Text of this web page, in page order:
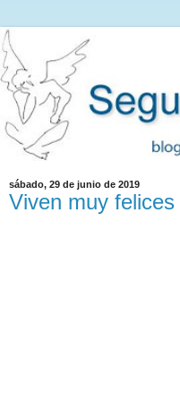
sábado, 29 de junio de 2019
Viven muy felices